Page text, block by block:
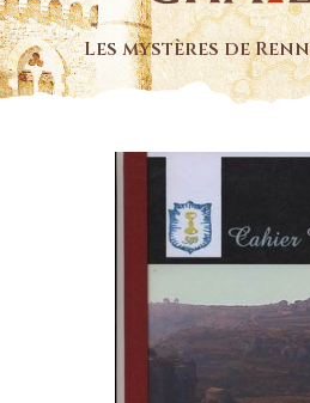
Les mystères de